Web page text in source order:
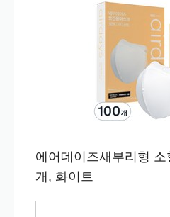
에어데이즈새부리형
개, 화이트